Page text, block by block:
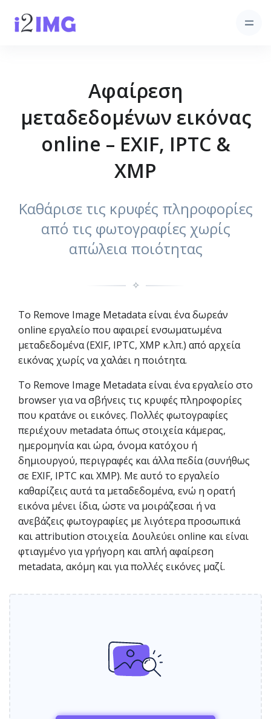
Αφαίρεση
μεταδεδομένων εικόνας
online – EXIF, IPTC &
XMP
Καθάρισε τις κρυφές πληροφορίες
από τις φωτογραφίες χωρίς
απώλεια ποιότητας
✧
Το Remove Image Metadata είναι ένα δωρεάν
online εργαλείο που αφαιρεί ενσωματωμένα
μεταδεδομένα (EXIF, IPTC, XMP κ.λπ.) από αρχεία
εικόνας χωρίς να χαλάει η ποιότητα.
Το Remove Image Metadata είναι ένα εργαλείο στο
browser για να σβήνεις τις κρυφές πληροφορίες
που κρατάνε οι εικόνες. Πολλές φωτογραφίες
περιέχουν metadata όπως στοιχεία κάμερας,
ημερομηνία και ώρα, όνομα κατόχου ή
δημιουργού, περιγραφές και άλλα πεδία (συνήθως
σε EXIF, IPTC και XMP). Με αυτό το εργαλείο
καθαρίζεις αυτά τα μεταδεδομένα, ενώ η ορατή
εικόνα μένει ίδια, ώστε να μοιράζεσαι ή να
ανεβάζεις φωτογραφίες με λιγότερα προσωπικά
και attribution στοιχεία. Δουλεύει online και είναι
φτιαγμένο για γρήγορη και απλή αφαίρεση
metadata, ακόμη και για πολλές εικόνες μαζί.